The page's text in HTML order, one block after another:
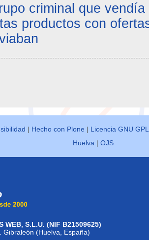
criminal que
productos con
| Hecho con Plone | Licencia GNU GPL
Huelva |OJS
WEB, S.L.U. (NIF B21509625)
Gibraleón (Huelva, España)